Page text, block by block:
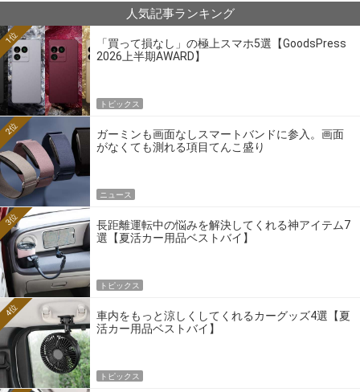
人気記事ランキング
「買って損なし」の極上スマホ5選【GoodsPress
2026上半期AWARD】
1位
トピックス
ガーミンも画面なしスマートバンドに参入。画面
がなくても測れる項目てんこ盛り
2位
ニュース
長距離運転中の悩みを解決してくれる神アイテム7
選【夏活カー用品ベストバイ】
3位
トピックス
車内をもっと涼しくしてくれるカーグッズ4選【夏
活カー用品ベストバイ】
4位
トピックス